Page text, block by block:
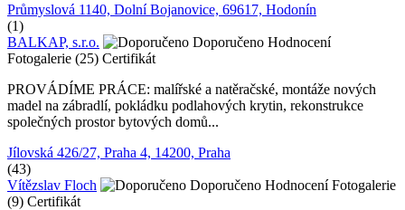
Průmyslová 1140, Dolní Bojanovice, 69617, Hodonín
(1)
BALKAP, s.r.o.
Doporučeno Hodnocení
Fotogalerie (25) Certifikát
PROVÁDÍME PRÁCE: malířské a natěračské, montáže nových
madel na zábradlí, pokládku podlahových krytin, rekonstrukce
společných prostor bytových domů...
Jílovská 426/27, Praha 4, 14200, Praha
(43)
Vítězslav Floch
Doporučeno Hodnocení Fotogalerie
(9) Certifikát